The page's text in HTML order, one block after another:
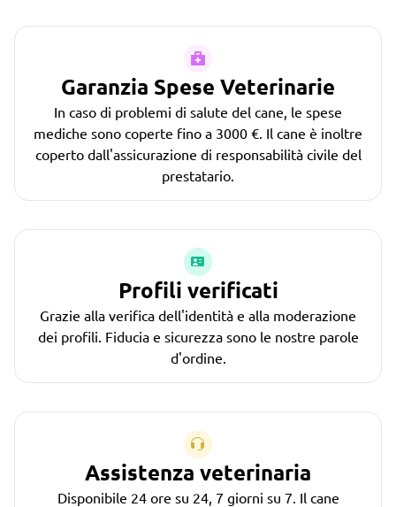
Garanzia Spese Veterinarie
In caso di problemi di salute del cane, le spese
mediche sono coperte fino a 3000 €. Il cane è inoltre
coperto dall'assicurazione di responsabilità civile del
prestatario.
Profili verificati
Grazie alla verifica dell'identità e alla moderazione
dei profili. Fiducia e sicurezza sono le nostre parole
d'ordine.
Assistenza veterinaria
Disponibile 24 ore su 24, 7 giorni su 7. Il cane